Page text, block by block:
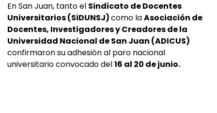
En San Juan, tanto el Sindicato de Docentes
Universitarios (SiDUNSJ)como laAsociación de
Docentes, Investigadores y Creadores de la
Universidad Nacional de San Juan (ADICUS)
confirmaron su adhesión al paro nacional
universitario convocado del16 al 20 de junio.